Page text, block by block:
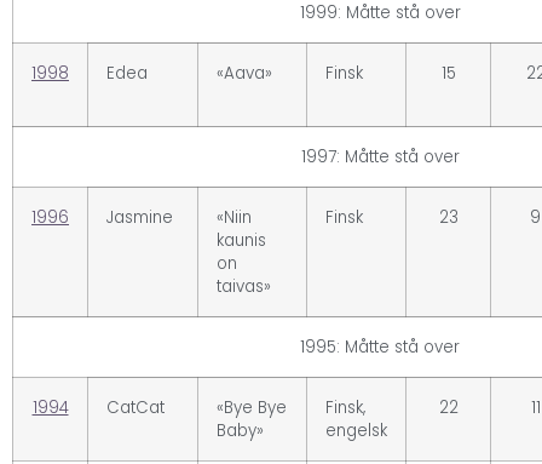
1999: Måtte stå over
1998 Edea «Aava» Finsk 15
1997: Måtte stå over
1996 Jasmine
«Niin
kaunis
on
taivas»
Finsk 23 9
1995: Måtte stå over
1994 CatCat
«Bye Bye
Baby»
Finsk,
engelsk
22 11